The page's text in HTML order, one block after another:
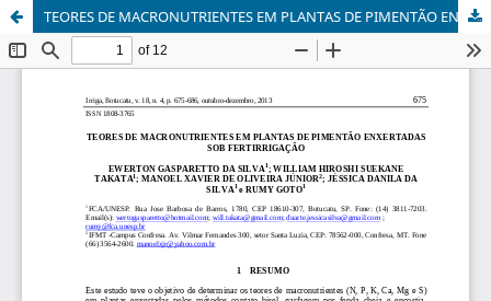
TEORES DE MACRONUTRIENTES EM PLANTAS DE PIMENTÃO ENXERTADAS SOB FERTIRRIGAÇÃO